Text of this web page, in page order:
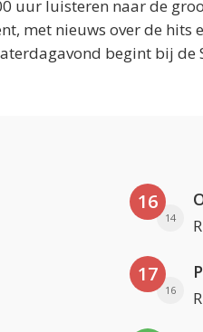
uur luisteren naar de
met nieuws over de hits
begint bij de
16
14
17
16